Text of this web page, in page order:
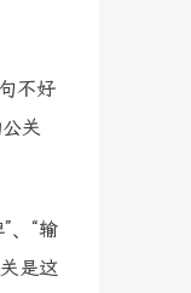
不好
关
、“输
是这